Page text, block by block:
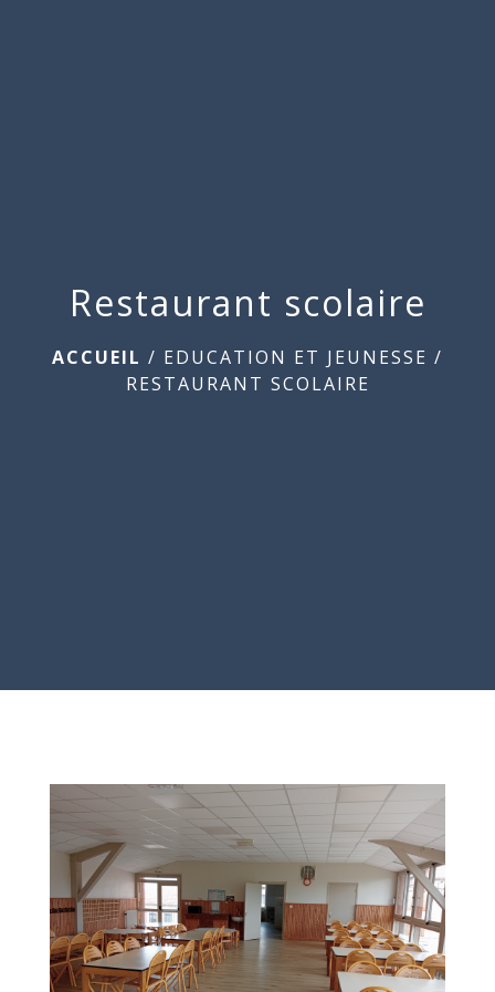
Restaurant scolaire
ACCUEIL / EDUCATION ET JEUNESSE /
RESTAURANT SCOLAIRE